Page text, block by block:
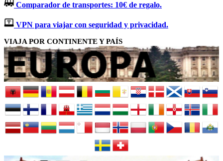
Comparador de transportes: 10€ de regalo.
VPN para viajar con seguridad y privacidad.
VIAJA POR CONTINENTE Y PAÍS